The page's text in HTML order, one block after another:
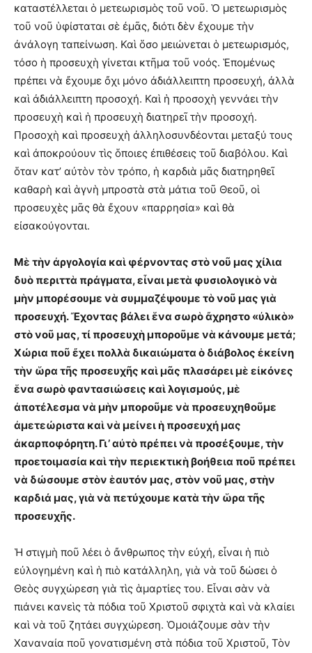
καταστέλλεται ὁ μετεωρισμὸς τοῦ νοῦ. Ὁ μετεωρισμὸς
τοῦ νοῦ ὑφίσταται σὲ ἐμᾶς, διότι δὲν ἔχουμε τὴν
ἀνάλογη ταπείνωση. Καὶ ὅσο μειώνεται ὁ μετεωρισμός,
τόσο ἡ προσευχὴ γίνεται κτῆμα τοῦ νοός. Ἑπομένως
πρέπει νὰ ἔχουμε ὄχι μόνο ἀδιάλλειπτη προσευχή, ἀλλὰ
καὶ ἀδιάλλειπτη προσοχή. Καὶ ἡ προσοχὴ γεννάει τὴν
προσευχὴ καὶ ἡ προσευχὴ διατηρεῖ τὴν προσοχή.
Προσοχὴ καὶ προσευχὴ ἀλληλοσυνδέονται μεταξύ τους
καὶ ἀποκρούουν τὶς ὅποιες ἐπιθέσεις τοῦ διαβόλου. Καὶ
ὅταν κατ’ αὐτὸν τὸν τρόπο, ἡ καρδιὰ μᾶς διατηρηθεῖ
καθαρὴ καὶ ἁγνὴ μπροστὰ στὰ μάτια τοῦ Θεοῦ, οἱ
προσευχὲς μᾶς θὰ ἔχουν «παρρησία» καὶ θὰ
εἰσακούγονται.
Μὲ τὴν ἀργολογία καὶ φέρνοντας στὸ νοῦ μας χίλια
δυὸ περιττὰ πράγματα, εἶναι μετὰ φυσιολογικὸ νὰ
μὴν μπορέσουμε νὰ συμμαζέψουμε τὸ νοῦ μας γιὰ
προσευχή. Ἔχοντας βάλει ἕνα σωρὸ ἄχρηστο «ὐλικὸ»
στὸ νοῦ μας, τί προσευχὴ μποροῦμε νὰ κάνουμε μετά;
Χώρια ποῦ ἔχει πολλὰ δικαιώματα ὁ διάβολος ἐκείνη
τὴν ὥρα τῆς προσευχῆς καὶ μᾶς πλασάρει μὲ εἰκόνες
ἕνα σωρὸ φαντασιώσεις καὶ λογισμούς, μὲ
ἀποτέλεσμα νὰ μὴν μποροῦμε νὰ προσευχηθοῦμε
ἀμετεώριστα καὶ νὰ μείνει ἡ προσευχή μας
ἀκαρποφόρητη. Γι’ αὐτὸ πρέπει νὰ προσέξουμε, τὴν
προετοιμασία καὶ τὴν περιεκτικὴ βοήθεια ποῦ πρέπει
νὰ δώσουμε στὸν ἑαυτόν μας, στὸν νοῦ μας, στὴν
καρδιά μας, γιὰ νὰ πετύχουμε κατὰ τὴν ὥρα τῆς
προσευχῆς.
Ἡ στιγμὴ ποῦ λέει ὁ ἄνθρωπος τὴν εὐχή, εἶναι ἡ πιὸ
εὐλογημένη καὶ ἡ πιὸ κατάλληλη, γιὰ νὰ τοῦ δώσει ὁ
Θεὸς συγχώρεση γιὰ τὶς ἁμαρτίες του. Εἶναι σὰν νὰ
πιάνει κανεὶς τὰ πόδια τοῦ Χριστοῦ σφιχτὰ καὶ νὰ κλαίει
καὶ νὰ τοῦ ζητάει συγχώρεση. Ὁμοιάζουμε σὰν τὴν
Χαναναία ποῦ γονατισμένη στὰ πόδια τοῦ Χριστοῦ, Τὸν